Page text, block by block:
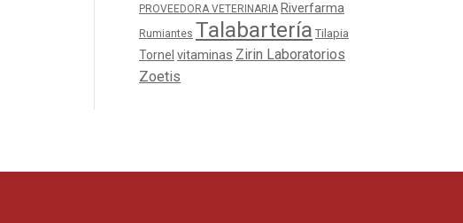
PROVEEDORA VETERINARIA Riverfarma
Rumiantes Talabartería Tilapia
Tornel vitaminas Zirin Laboratorios
Zoetis